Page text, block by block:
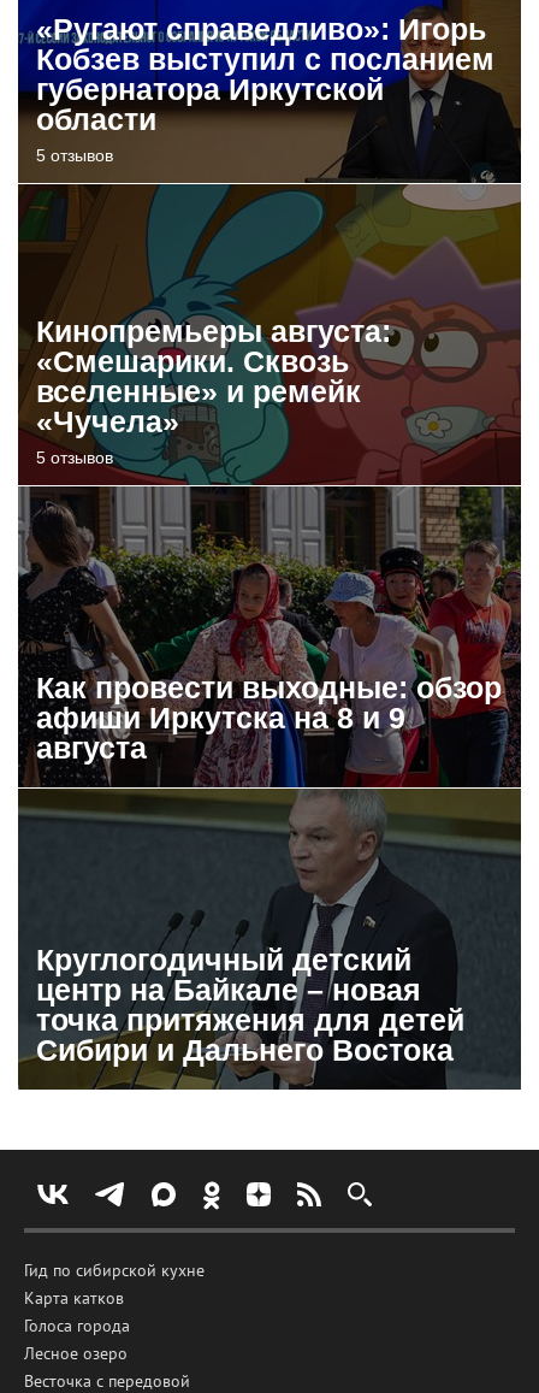
«Ругают справедливо»: Игорь
Кобзев выступил с посланием
губернатора Иркутской
области
5 отзывов
Кинопремьеры августа:
«Смешарики. Сквозь
вселенные» и ремейк
«Чучела»
5 отзывов
Как провести выходные: обзор
афиши Иркутска на 8 и 9
августа
Круглогодичный детский
центр на Байкале – новая
точка притяжения для детей
Сибири и Дальнего Востока
Гид по сибирской кухне
Карта катков
Голоса города
Лесное озеро
Весточка с передовой